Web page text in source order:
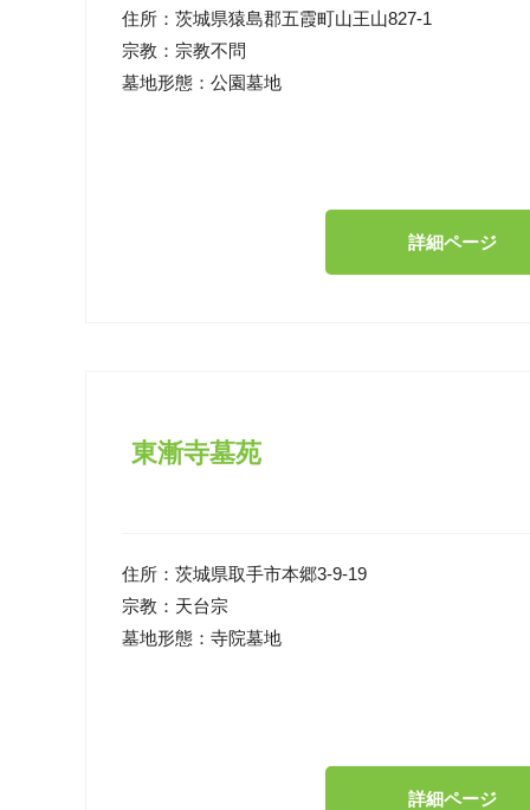
住所： 茨城県猿島郡五霞町山王山827-1
宗教： 宗教不問
墓地形態： 公園墓地
詳細ページ
東漸寺墓苑
住所： 茨城県取手市本郷3-9-19
宗教： 天台宗
墓地形態： 寺院墓地
詳細ページ